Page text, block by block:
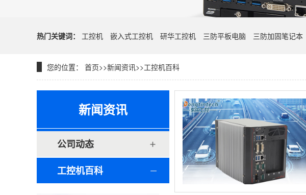
热门关键词： 工控机 嵌入式工控机 研华工控机 三防平板电脑 三防加固笔记本
您的位置： 首页>>新闻资讯>>工控机百科
新闻资讯
公司动态
工控机百科